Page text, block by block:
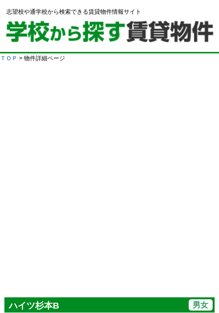
志望校や通学校から検索できる賃貸物件情報サイト
ＴＯＰ > 物件詳細ページ
ハイツ杉本B 男女